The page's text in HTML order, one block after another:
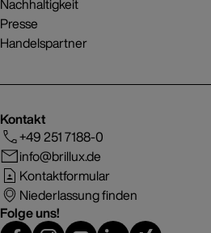
Nachhaltigkeit
Presse
Handelspartner
Kontakt
+49 251 7188-0
info@brillux.de
Kontaktformular
Niederlassung finden
Folge uns!